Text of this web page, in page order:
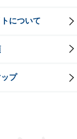
について
プ